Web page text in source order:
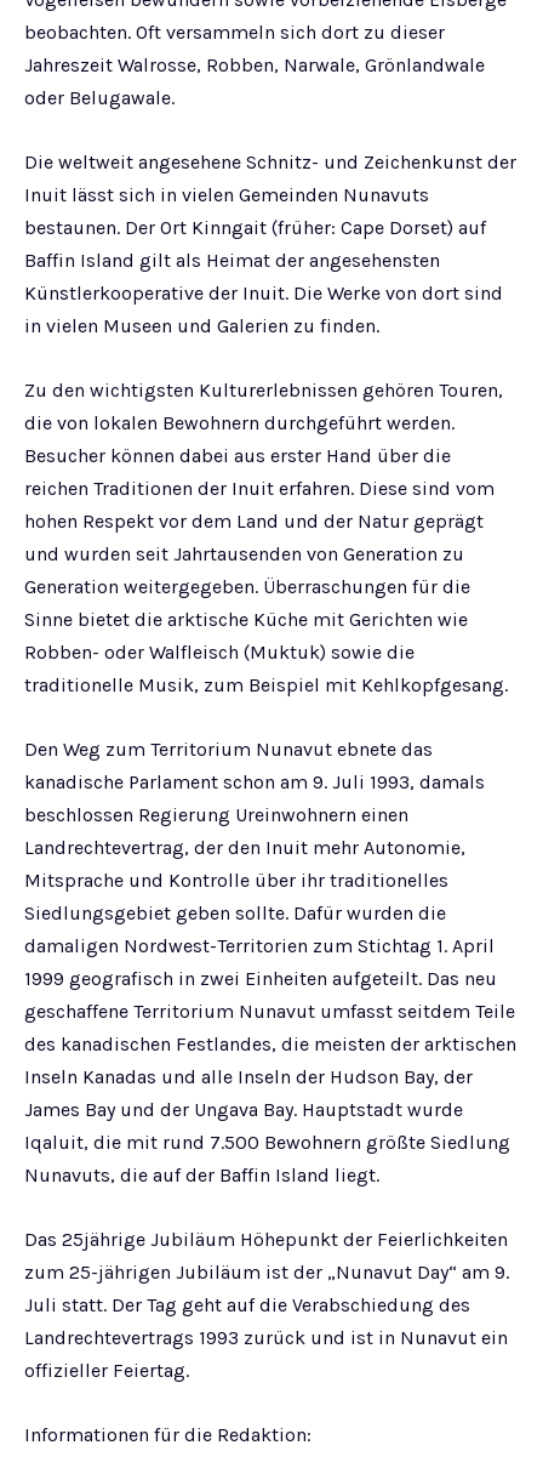
beobachten. Oft versammeln sich dort zu dieser
Jahreszeit Walrosse, Robben, Narwale, Grönlandwale
oder Belugawale.
Die weltweit angesehene Schnitz- und Zeichenkunst der
Inuit lässt sich in vielen Gemeinden Nunavuts
bestaunen. Der Ort Kinngait (früher: Cape Dorset) auf
Baffin Island gilt als Heimat der angesehensten
Künstlerkooperative der Inuit. Die Werke von dort sind
in vielen Museen und Galerien zu finden.
Zu den wichtigsten Kulturerlebnissen gehören Touren,
die von lokalen Bewohnern durchgeführt werden.
Besucher können dabei aus erster Hand über die
reichen Traditionen der Inuit erfahren. Diese sind vom
hohen Respekt vor dem Land und der Natur geprägt
und wurden seit Jahrtausenden von Generation zu
Generation weitergegeben. Überraschungen für die
Sinne bietet die arktische Küche mit Gerichten wie
Robben- oder Walfleisch (Muktuk) sowie die
traditionelle Musik, zum Beispiel mit Kehlkopfgesang.
Den Weg zum Territorium Nunavut ebnete das
kanadische Parlament schon am 9. Juli 1993, damals
beschlossen Regierung Ureinwohnern einen
Landrechtevertrag, der den Inuit mehr Autonomie,
Mitsprache und Kontrolle über ihr traditionelles
Siedlungsgebiet geben sollte. Dafür wurden die
damaligen Nordwest-Territorien zum Stichtag 1. April
1999 geografisch in zwei Einheiten aufgeteilt. Das neu
geschaffene Territorium Nunavut umfasst seitdem Teile
des kanadischen Festlandes, die meisten der arktischen
Inseln Kanadas und alle Inseln der Hudson Bay, der
James Bay und der Ungava Bay. Hauptstadt wurde
Iqaluit, die mit rund 7.500 Bewohnern größte Siedlung
Nunavuts, die auf der Baffin Island liegt.
Das 25jährige Jubiläum Höhepunkt der Feierlichkeiten
zum 25-jährigen Jubiläum ist der „Nunavut Day“ am 9.
Juli statt. Der Tag geht auf die Verabschiedung des
Landrechtevertrags 1993 zurück und ist in Nunavut ein
offizieller Feiertag.
Informationen für die Redaktion: